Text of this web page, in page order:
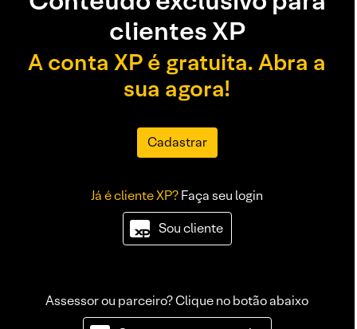
clientes XP
A conta XP é gratuita. Abra a
sua agora!
Cadastrar
Já é cliente XP?Faça seu login
Sou cliente
Assessor ou parceiro? Clique no botão abaixo